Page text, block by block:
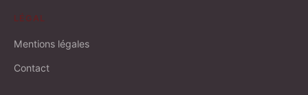
LÉGAL
Mentions légales
Contact